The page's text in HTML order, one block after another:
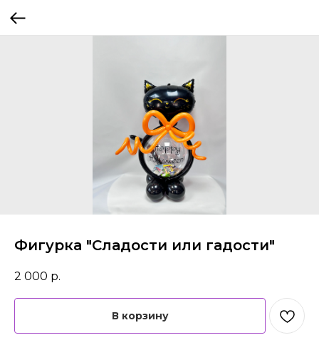
Фигурка "Сладости или гадости"
2 000 р.
В корзину